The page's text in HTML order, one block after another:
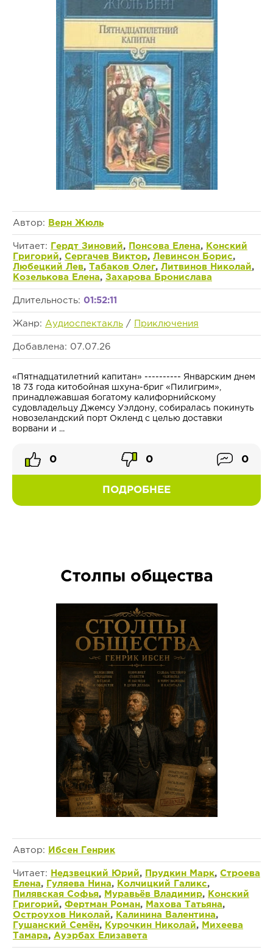
Автор: Верн Жюль
Читает: Гердт Зиновий, Понсова Елена,
Конский
Григорий, Сергачев Виктор, Левинсон Борис,
Любецкий Лев, Табаков Олег, Литвинов Николай,
Козелькова Елена, Захарова Бронислава
Длительность: 01:52:11
Жанр: Аудиоспектакль / Приключения
Добавлена: 07.07.26
«Пятнадцатилетний капитан» ---------- Январским днем
18 73 года китобойная шхуна-бриг «Пилигрим»,
принадлежавшая богатому калифорнийскому
судовладельцу Джемсу Уэлдону, собиралась покинуть
новозеландский порт Окленд с целью доставки
ворвани и ...
ПОДРОБНЕЕ
0 0 0
Столпы общества
Автор: Ибсен Генрик
Читает: Недзвецкий Юрий, Прудкин Марк, Строева
Елена, Гуляева Нина, Колчицкий Галикс,
Пилявская Софья, Муравьёв Владимир,
Конский
Григорий, Фертман Роман, Махова Татьяна,
Остроухов Николай, Калинина Валентина,
Гушанский Семён, Курочкин Николай,
Михеева
Тамара, Ауэрбах Елизавета